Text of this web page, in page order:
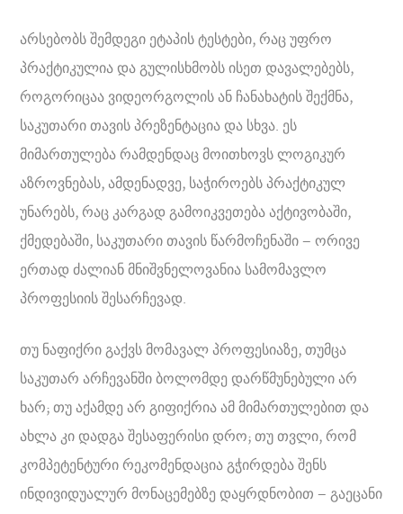
არსებობს შემდეგი ეტაპის ტესტები, რაც უფრო
პრაქტიკულია და გულისხმობს ისეთ დავალებებს,
როგორიცაა ვიდეორგოლის ან ჩანახატის შექმნა,
საკუთარი თავის პრეზენტაცია და სხვა. ეს
მიმართულება რამდენდაც მოითხოვს ლოგიკურ
აზროვნებას, ამდენადვე, საჭიროებს პრაქტიკულ
უნარებს, რაც კარგად გამოიკვეთება აქტივობაში,
ქმედებაში, საკუთარი თავის წარმოჩენაში – ორივე
ერთად ძალიან მნიშვნელოვანია სამომავლო
პროფესიის შესარჩევად.
თუ ნაფიქრი გაქვს მომავალ პროფესიაზე, თუმცა
საკუთარ არჩევანში ბოლომდე დარწმუნებული არ
ხარ; თუ აქამდე არ გიფიქრია ამ მიმართულებით და
ახლა კი დადგა შესაფერისი დრო; თუ თვლი, რომ
კომპეტენტური რეკომენდაცია გჭირდება შენს
ინდივიდუალურ მონაცემებზე დაყრდნობით – გაეცანი